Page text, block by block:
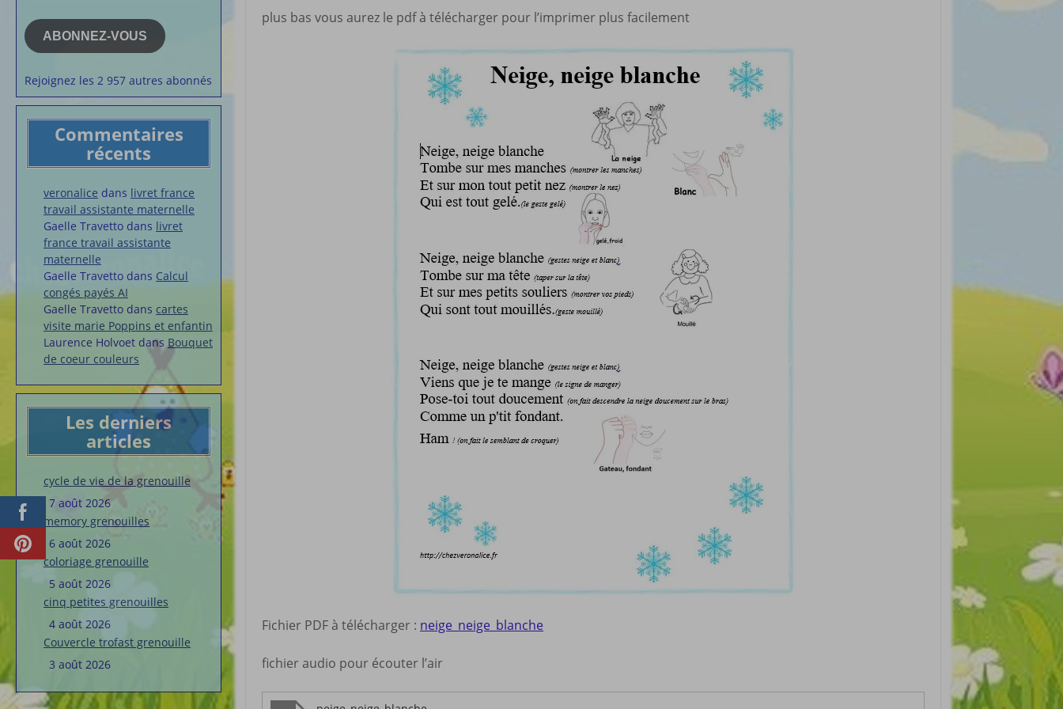
la semaine
Mes articles préférés
mail
ABONNEZ-VOUS
Rejoignez les 2 957 autres abonnés
Commentaires
récents
veronalice dans livret france
travail assistante maternelle
Gaelle Travetto dans livret
france travail assistante
maternelle
Gaelle Travetto dans Calcul
congés payés AI
Gaelle Travetto dans cartes
visite marie Poppins et enfantin
Laurence Holvoet dans Bouquet
de coeur couleurs
Les derniers
articles
cycle de vie de la grenouille
7 août 2026
memory grenouilles
6 août 2026
coloriage grenouille
5 août 2026
cinq petites grenouilles
4 août 2026
Couvercle trofast grenouille
3 août 2026
plus bas vous aurez le pdf à télécharger pour l’imprimer plus facilement
Fichier PDF à télécharger : neige_neige_blanche
fichier audio pour écouter l’air